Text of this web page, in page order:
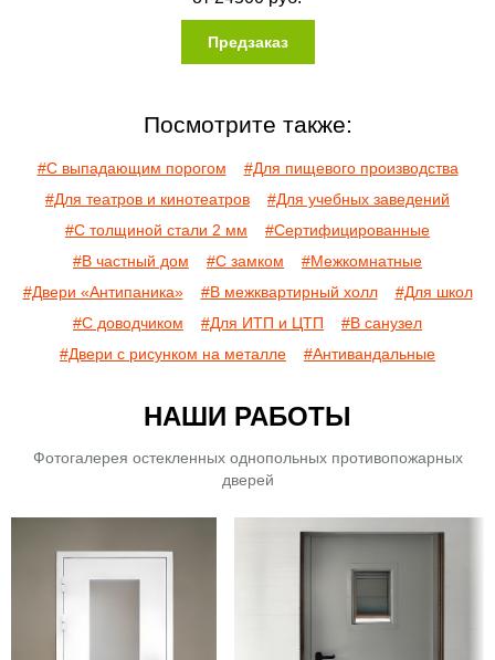
Предзаказ
Посмотрите также:
#С выпадающим порогом
#Для пищевого производства
#Для театров и кинотеатров
#Для учебных заведений
#С толщиной стали 2 мм
#Сертифицированные
#В частный дом
#С замком
#Межкомнатные
#Двери «Антипаника»
#В межквартирный холл
#Для школ
#С доводчиком
#Для ИТП и ЦТП
#В санузел
#Двери с рисунком на металле
#Антивандальные
НАШИ РАБОТЫ
Фотогалерея остекленных однопольных противопожарных
дверей